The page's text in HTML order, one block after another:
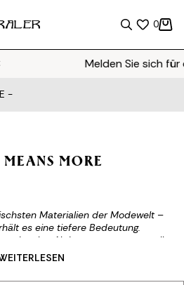
0
Melden Sie sich für den
-
MORE
Materialien der Modewelt –
es eine tiefere Bedeutung.
Aktionstag gegen sexuelle
für Freiheit, Bewusstsein und
aus einem kollektiven Protest gegen